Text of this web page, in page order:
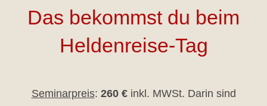
Das bekommst du beim
Heldenreise-Tag
Seminarpreis: 260 €inkl. MWSt. Darin sind